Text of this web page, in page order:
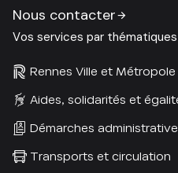
Nous contacter
Vos services par thématiques
Rennes Ville et Métropole
Aides, solidarités et
Démarches
Transports et circulation